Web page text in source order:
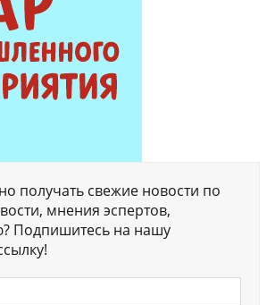
получать свежие новости по
мнения эспертов,
Подпишитесь на нашу